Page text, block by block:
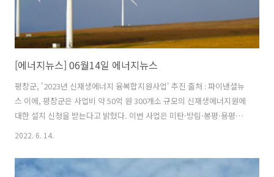
[에너지뉴스] 06월14일 에너지뉴스
평창군, '2023년 신재생에너지 융복합지원사업' 추진 출처 : 파이낸셜뉴
스 이에, 평창군은 사업비 약 50억 원 300개소 규모의 신재생에너지원에
대한 설치 신청을 받는다고 밝혔다. 이번 사업은 미탄·방림·봉평·용평
2022. 6. 14.